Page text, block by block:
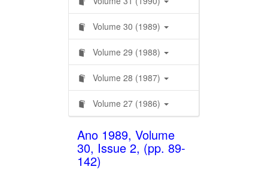
Volume 30 (1989)
Volume 29 (1988)
Volume 28 (1987)
Volume 27 (1986)
Ano 1989, Volume
30, Issue 2, (pp. 89-
142)